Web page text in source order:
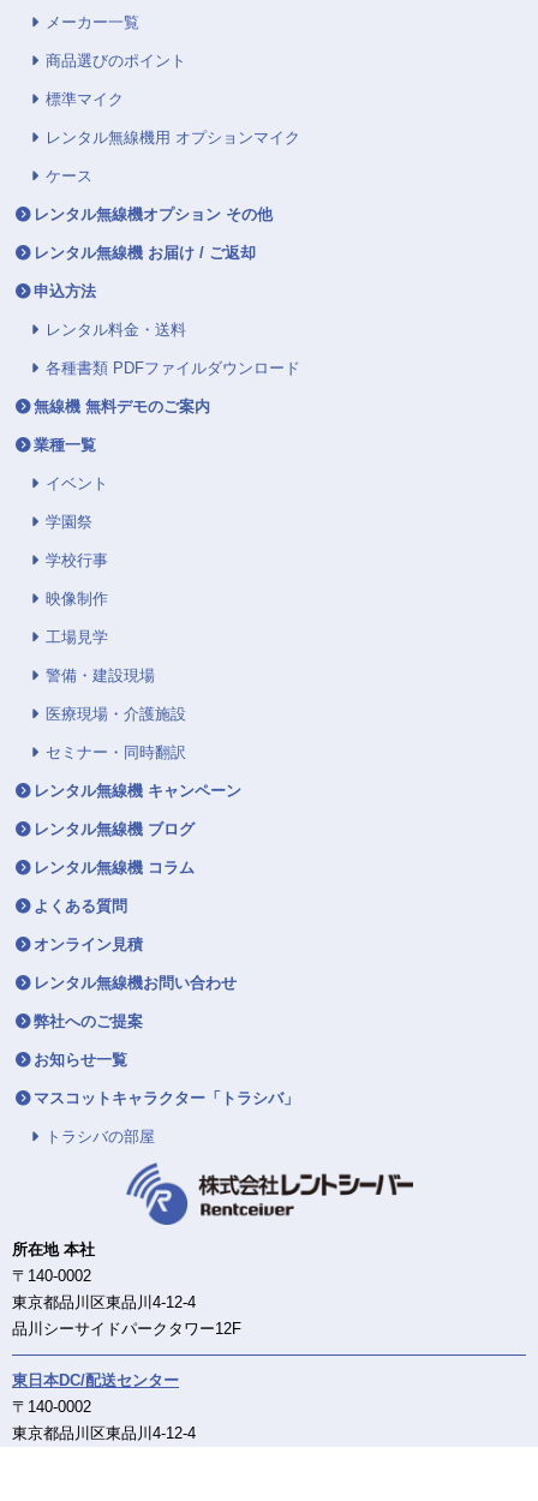
メーカー一覧
商品選びのポイント
標準マイク
レンタル無線機用 オプションマイク
ケース
レンタル無線機オプション その他
レンタル無線機 お届け / ご返却
申込方法
レンタル料金・送料
各種書類 PDFファイルダウンロード
無線機 無料デモのご案内
業種一覧
イベント
学園祭
学校行事
映像制作
工場見学
警備・建設現場
医療現場・介護施設
セミナー・同時翻訳
レンタル無線機 キャンペーン
レンタル無線機 ブログ
レンタル無線機 コラム
よくある質問
オンライン見積
レンタル無線機お問い合わせ
弊社へのご提案
お知らせ一覧
マスコットキャラクター「トラシバ」
トラシバの部屋
所在地 本社
〒140-0002
東京都品川区東品川4-12-4
品川シーサイドパークタワー12F
東日本DC/配送センター
〒140-0002
東京都品川区東品川4-12-4